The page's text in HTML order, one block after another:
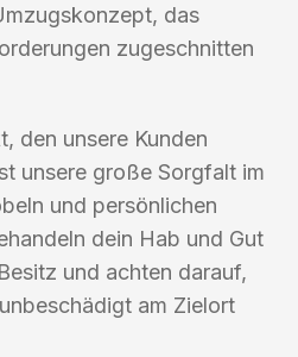
das
zugeschnitten
den unsere Kunden
unsere große Sorgfalt im
und persönlichen
dein Hab und Gut
und achten darauf,
am Zielort